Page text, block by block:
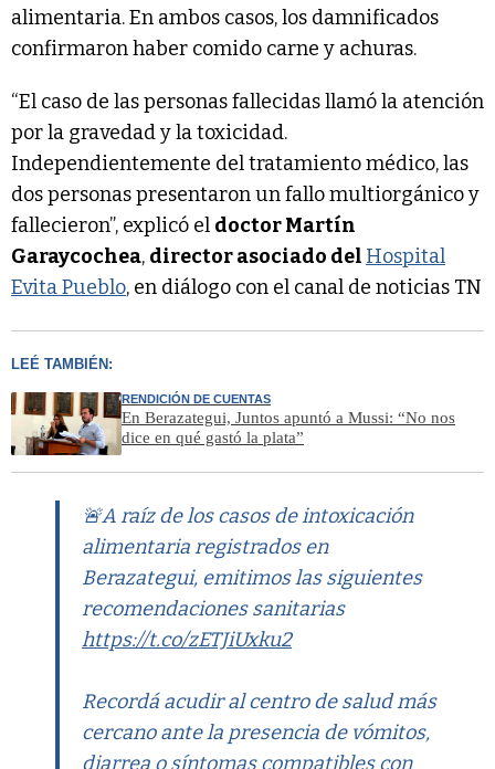
alimentaria. En ambos casos, los damnificados
confirmaron haber comido carne y achuras.
“El caso de las personas fallecidas llamó la atención
por la gravedad y la toxicidad.
Independientemente del tratamiento médico, las
dos personas presentaron un fallo multiorgánico y
fallecieron”, explicó el doctor Martín
Garaycochea, director asociado del Hospital
Evita Pueblo, en diálogo con el canal de noticias TN
LEÉ TAMBIÉN:
RENDICIÓN DE CUENTAS
En Berazategui, Juntos apuntó a Mussi: “No nos
dice en qué gastó la plata”
🚨A raíz de los casos de intoxicación
alimentaria registrados en
Berazategui, emitimos las siguientes
recomendaciones sanitarias
https://t.co/zETJiUxku2
Recordá acudir al centro de salud más
cercano ante la presencia de vómitos,
diarrea o síntomas compatibles con